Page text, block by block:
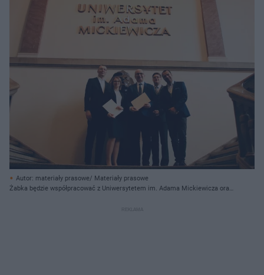
Autor: materiały prasowe/ Materiały prasowe
Żabka będzie współpracować z Uniwersytetem im. Adama Mickiewicza oraz